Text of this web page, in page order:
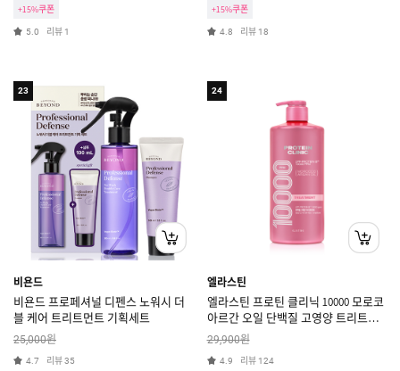
+15%쿠폰
5.0 리뷰 1
+15%쿠폰
4.8 리뷰 18
23
비욘드
비욘드 프로페셔널 디펜스 노워시 더
블 케어 트리트먼트 기획세트
25,000원
4.7 리뷰35
24
엘라스틴
엘라스틴 프로틴 클리닉 10000 모로코
아르간 오일 단백질 고영양 트리트먼
트 피치블로썸향 1000ml
29,900원
4.9 리뷰 124